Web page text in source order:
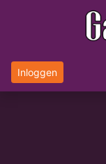
Inloggen